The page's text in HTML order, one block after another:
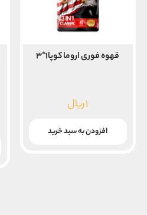
قهوه فوری اروما کوپا۱*۳
۱ریال
افزودن به سبد خرید